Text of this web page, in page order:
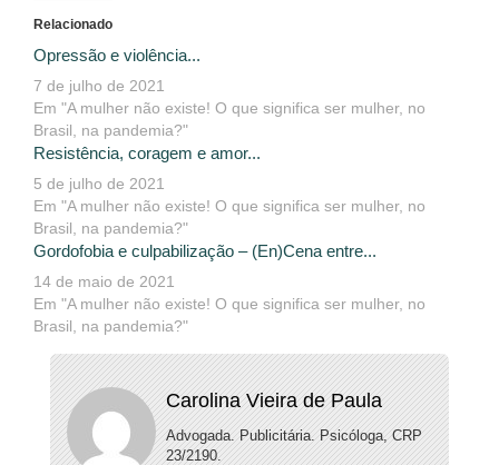
Relacionado
Opressão e violência...
7 de julho de 2021
Em "A mulher não existe! O que significa ser mulher, no
Brasil, na pandemia?"
Resistência, coragem e amor...
5 de julho de 2021
Em "A mulher não existe! O que significa ser mulher, no
Brasil, na pandemia?"
Gordofobia e culpabilização – (En)Cena entre...
14 de maio de 2021
Em "A mulher não existe! O que significa ser mulher, no
Brasil, na pandemia?"
Carolina Vieira de Paula
Advogada. Publicitária. Psicóloga, CRP
23/2190.